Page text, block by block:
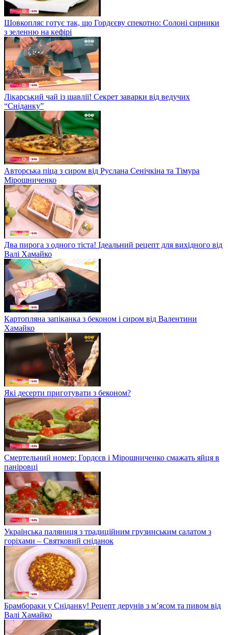
Шовкопляс готує так, що Гордєєву спекотно: Солоні сирники
з зеленню на кефірі
Лікарський чай із шавлії! Секрет заварки від ведучих
“Сніданку”
Авторська піца з сиром від Руслана Сенічкіна та Тімура
Мірошниченко
Два пирога з одного тіста! Ідеальний рецепт для вихідного від
Валі Хамайко
Картопляна запіканка з беконом і сиром від Валентини
Хамайко
Які десерти приготувати з беконом?
Смертельний номер: Гордєєв і Мірошниченко смажать яйця в
паніровці
Українська паляниця з традиційним грузинським салатом з
горіхами – Святковий сніданок
Брамбораки у Сніданку! Рецепт дерунів з м’ясом та пивом від
Валі Хамайко